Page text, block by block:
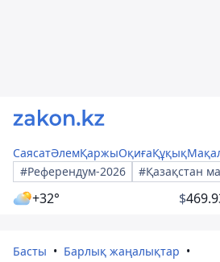
СаясатӘлемҚаржыОқиғаҚұқық
#Референдум-2026
#Қазақстан
+32° $
Басты
Барлық жаңалықтар